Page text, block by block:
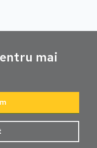
mai